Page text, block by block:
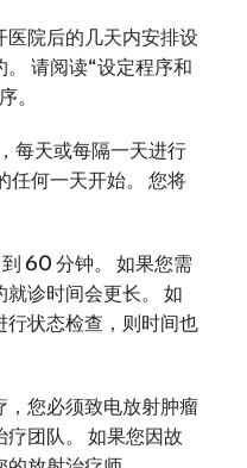
医院后的几天内安排设
请阅读“设定程序和
。
每天或每隔一天进行
任何一天开始。 您将
60 分钟。 如果您需
诊时间会更长。 如
行状态检查，则时间也
，您必须致电放射肿瘤
团队。 如果您因故